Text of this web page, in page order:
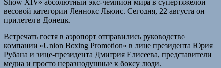
Show XIV» абсолютный экс-чемпион мира в супертяжелой
весовой категории Леннокс Льюис. Сегодня, 22 августа он
прилетел в Донецк.
Встречать гостя в аэропорт отправились руководство
компании «Union Boxing Promotion» в лице президента Юрия
Рубана и вице-президента Дмитрия Елисеева, представители
медиа и просто неравнодушные к боксу люди.